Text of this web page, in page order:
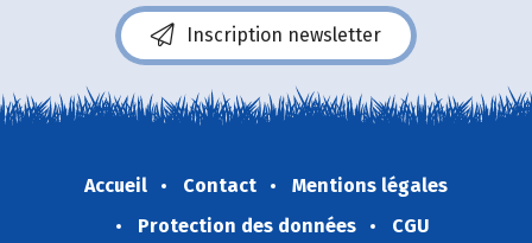
Inscription newsletter
Accueil Contact
Mentions légales
Protection des données
CGU